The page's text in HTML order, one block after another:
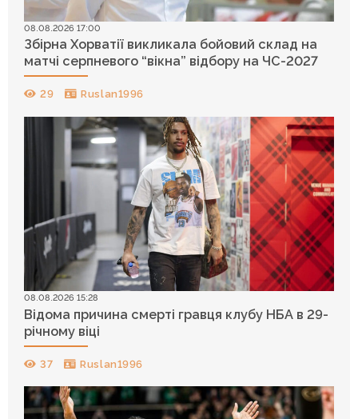
08.08.2026 17:00
Збірна Хорватії викликала бойовий склад на
матчі серпневого “вікна” відбору на ЧС-2027
29 Ruslan1996
08.08.2026 15:28
Відома причина смерті гравця клубу НБА в 29-
річному віці
37 Ruslan1996